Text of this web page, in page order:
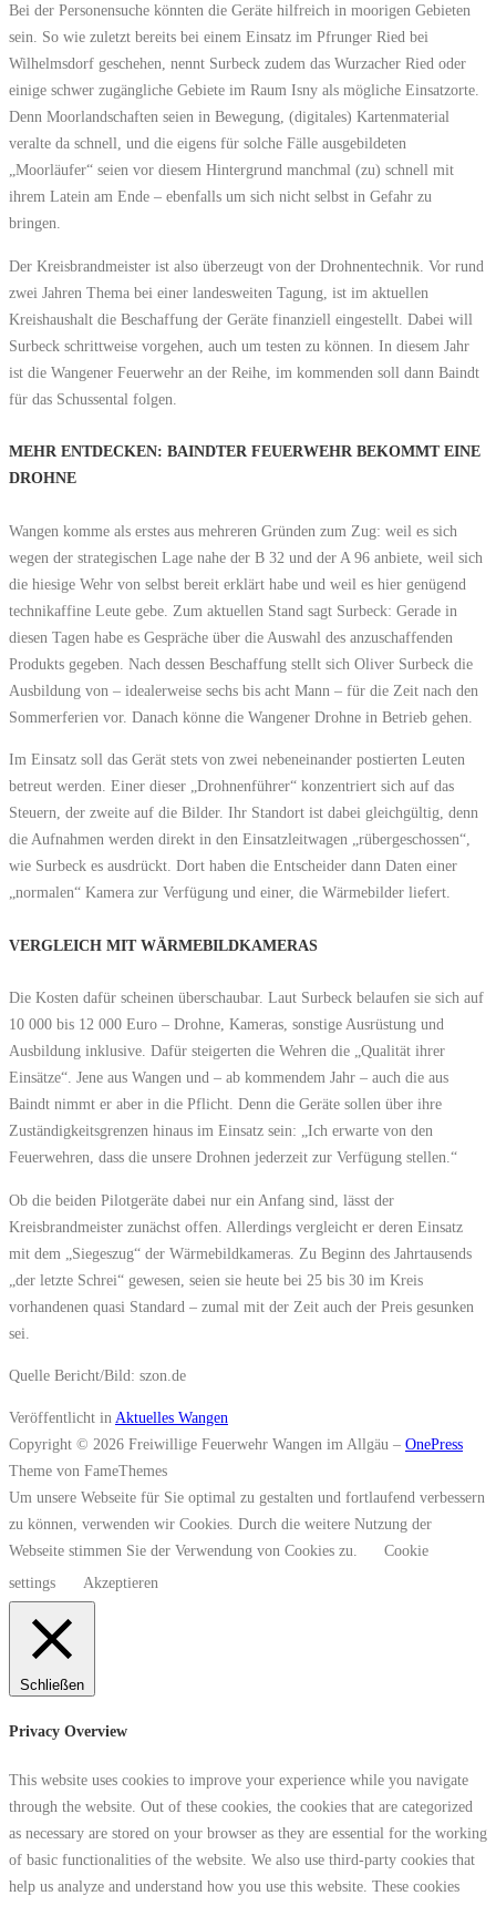
Bei der Personensuche könnten die Geräte hilfreich in moorigen Gebieten
sein. So wie zuletzt bereits bei einem Einsatz im Pfrunger Ried bei
Wilhelmsdorf geschehen, nennt Surbeck zudem das Wurzacher Ried oder
einige schwer zugängliche Gebiete im Raum Isny als mögliche Einsatzorte.
Denn Moorlandschaften seien in Bewegung, (digitales) Kartenmaterial
veralte da schnell, und die eigens für solche Fälle ausgebildeten
„Moorläufer“ seien vor diesem Hintergrund manchmal (zu) schnell mit
ihrem Latein am Ende – ebenfalls um sich nicht selbst in Gefahr zu
bringen.
Der Kreisbrandmeister ist also überzeugt von der Drohnentechnik. Vor rund
zwei Jahren Thema bei einer landesweiten Tagung, ist im aktuellen
Kreishaushalt die Beschaffung der Geräte finanziell eingestellt. Dabei will
Surbeck schrittweise vorgehen, auch um testen zu können. In diesem Jahr
ist die Wangener Feuerwehr an der Reihe, im kommenden soll dann Baindt
für das Schussental folgen.
MEHR ENTDECKEN: BAINDTER FEUERWEHR BEKOMMT EINE
DROHNE
Wangen komme als erstes aus mehreren Gründen zum Zug: weil es sich
wegen der strategischen Lage nahe der B 32 und der A 96 anbiete, weil sich
die hiesige Wehr von selbst bereit erklärt habe und weil es hier genügend
technikaffine Leute gebe. Zum aktuellen Stand sagt Surbeck: Gerade in
diesen Tagen habe es Gespräche über die Auswahl des anzuschaffenden
Produkts gegeben. Nach dessen Beschaffung stellt sich Oliver Surbeck die
Ausbildung von – idealerweise sechs bis acht Mann – für die Zeit nach den
Sommerferien vor. Danach könne die Wangener Drohne in Betrieb gehen.
Im Einsatz soll das Gerät stets von zwei nebeneinander postierten Leuten
betreut werden. Einer dieser „Drohnenführer“ konzentriert sich auf das
Steuern, der zweite auf die Bilder. Ihr Standort ist dabei gleichgültig, denn
die Aufnahmen werden direkt in den Einsatzleitwagen „rübergeschossen“,
wie Surbeck es ausdrückt. Dort haben die Entscheider dann Daten einer
„normalen“ Kamera zur Verfügung und einer, die Wärmebilder liefert.
VERGLEICH MIT WÄRMEBILDKAMERAS
Die Kosten dafür scheinen überschaubar. Laut Surbeck belaufen sie sich auf
10 000 bis 12 000 Euro – Drohne, Kameras, sonstige Ausrüstung und
Ausbildung inklusive. Dafür steigerten die Wehren die „Qualität ihrer
Einsätze“. Jene aus Wangen und – ab kommendem Jahr – auch die aus
Baindt nimmt er aber in die Pflicht. Denn die Geräte sollen über ihre
Zuständigkeitsgrenzen hinaus im Einsatz sein: „Ich erwarte von den
Feuerwehren, dass die unsere Drohnen jederzeit zur Verfügung stellen.“
Ob die beiden Pilotgeräte dabei nur ein Anfang sind, lässt der
Kreisbrandmeister zunächst offen. Allerdings vergleicht er deren Einsatz
mit dem „Siegeszug“ der Wärmebildkameras. Zu Beginn des Jahrtausends
„der letzte Schrei“ gewesen, seien sie heute bei 25 bis 30 im Kreis
vorhandenen quasi Standard – zumal mit der Zeit auch der Preis gesunken
sei.
Quelle Bericht/Bild: szon.de
Veröffentlicht inAktuelles Wangen
Copyright © 2026 Freiwillige Feuerwehr Wangen im Allgäu – OnePress
Theme von FameThemes
Um unsere Webseite für Sie optimal zu gestalten und fortlaufend verbessern
zu können, verwenden wir Cookies. Durch die weitere Nutzung der
Webseite stimmen Sie der Verwendung von Cookies zu.
Cookie
settings
Akzeptieren
Schließen
Privacy Overview
This website uses cookies to improve your experience while you navigate
through the website. Out of these cookies, the cookies that are categorized
as necessary are stored on your browser as they are essential for the working
of basic functionalities of the website. We also use third-party cookies that
help us analyze and understand how you use this website. These cookies